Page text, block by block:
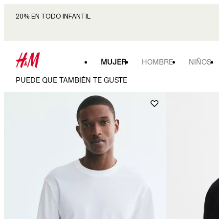
20% EN TODO INFANTIL
MUJER HOMBRE NIÑOS
PUEDE QUE TAMBIÉN TE GUSTE